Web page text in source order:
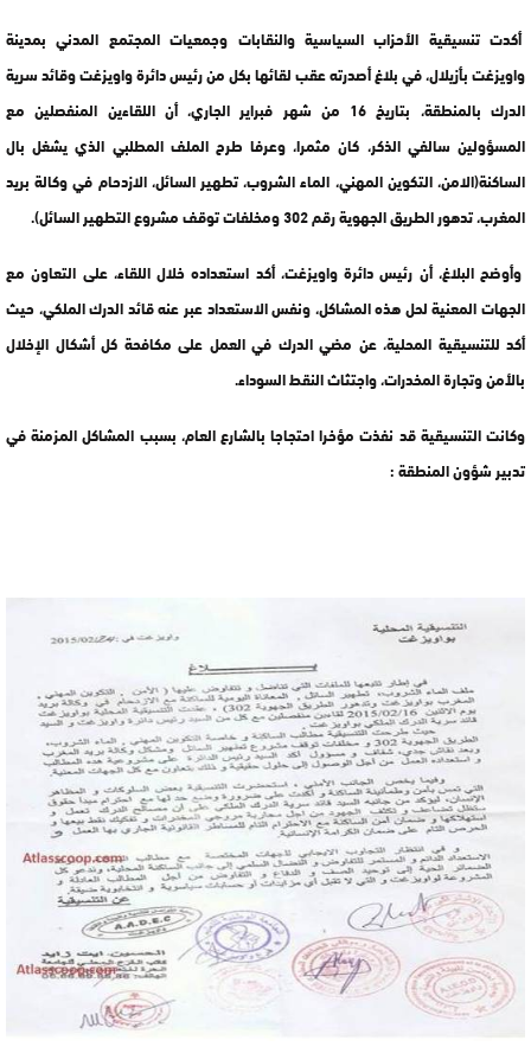
أكدت تنسيقية الأحزاب السياسية والنقابات وجمعيات المجتمع المدني بمدينة
واويزغت بأزيلال، في بلاغ أصدرته عقب لقائها بكل من رئيس دائرة واويزغت وقائد سرية
الدرك بالمنطقة، بتاريخ 16 من شهر فبراير الجاري، أن اللقاءين المنفصلين مع
المسؤولين سالفي الذكر، كان مثمرا، وعرفا طرح الملف المطلبي الذي يشغل بال
الساكنة(الامن، التكوين المهني، الماء الشروب، تطهير السائل، الازدحام في وكالة بريد
المغرب، تدهور الطريق الجهوية رقم 302 ومخلفات توقف مشروع التطهير السائل).
وأوضح البلاغ، أن رئيس دائرة واويزغت، أكد استعداده خلال اللقاء، على التعاون مع
الجهات المعنية لحل هذه المشاكل، ونفس الاستعداد عبر عنه قائد الدرك الملكي، حيث
أكد للتنسيقية المحلية، عن مضي الدرك في العمل على مكافحة كل أشكال الإخلال
بالأمن وتجارة المخدرات، واجتثاث النقط السوداء.
وكانت التنسيقية قد نفذت مؤخرا احتجاجا بالشارع العام، بسبب المشاكل المزمنة في
تدبير شؤون المنطقة :